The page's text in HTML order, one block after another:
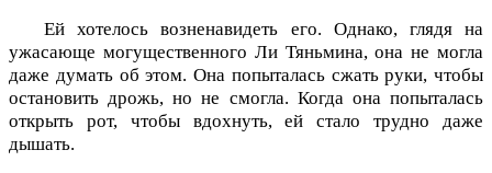
Ей хотелось возненавидеть его. Однако, глядя на
ужасающе могущественного Ли Тяньмина, она не могла
даже думать об этом. Она попыталась сжать руки, чтобы
остановить дрожь, но не смогла. Когда она попыталась
открыть рот, чтобы вдохнуть, ей стало трудно даже
дышать.